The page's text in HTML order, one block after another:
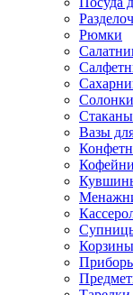
Рюмки
Солонки
Стаканы
Вазы
Корзины